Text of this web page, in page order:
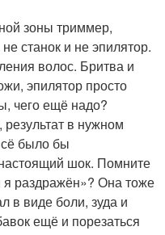
зоны триммер,
станок и не эпилятор.
волос. Бритва и
эпилятор просто
чего ещё надо?
в нужном
было бы
шок. Помните
я раздражён»? Она тоже
в виде боли, зуда и
ещё и порезаться